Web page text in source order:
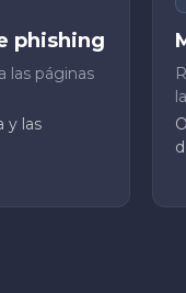
phishing
las páginas
y las